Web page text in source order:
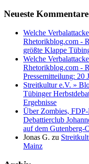
Neueste Kommentare
Welche
Rhetorikblog.com -
größte Klappe
Welche
Rhetorikblog.com -
Pressemitteilung: 20
Streitkultur e.V. »
Tübinger
Ergebnisse
Über Zombies,
Debattierclub
auf dem Gutenberg-
Jonas G. zu
Mainz